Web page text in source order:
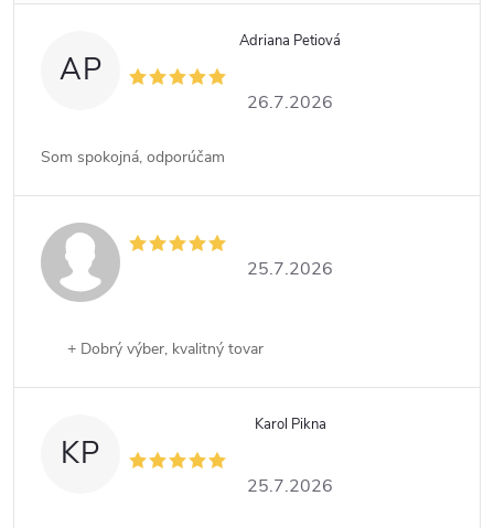
AP
Adriana Petiová
26.7.2026
Som spokojná, odporúčam
25.7.2026
+ Dobrý výber, kvalitný tovar
KP
Karol Pikna
25.7.2026